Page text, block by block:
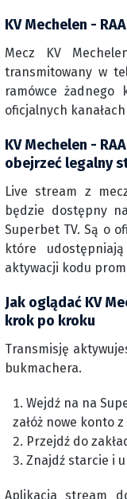
KV Mechelen -
Mecz KV
transmitowany w
ramówce żadnego
oficjalnych
KV Mechelen -
obejrzeć legalny
Live stream z
będzie dostępny
Superbet TV. Są o
które
aktywacji kodu
Jak oglądać KV
krok po kroku
Transmisję
bukmachera.
Wejdź na na
załóż nowe konto z
Przejdź do
Znajdź starcie i
Aplikacja stream